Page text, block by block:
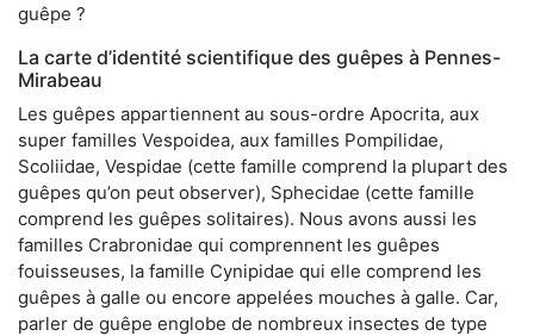
guêpe ?
La carte d’identité scientifique des guêpes à Pennes-
Mirabeau
Les guêpes appartiennent au sous-ordre Apocrita, aux
super familles Vespoidea, aux familles Pompilidae,
Scoliidae, Vespidae (cette famille comprend la plupart des
guêpes qu’on peut observer), Sphecidae (cette famille
comprend les guêpes solitaires). Nous avons aussi les
familles Crabronidae qui comprennent les guêpes
fouisseuses, la famille Cynipidae qui elle comprend les
guêpes à galle ou encore appelées mouches à galle. Car,
parler de guêpe englobe de nombreux insectes de type